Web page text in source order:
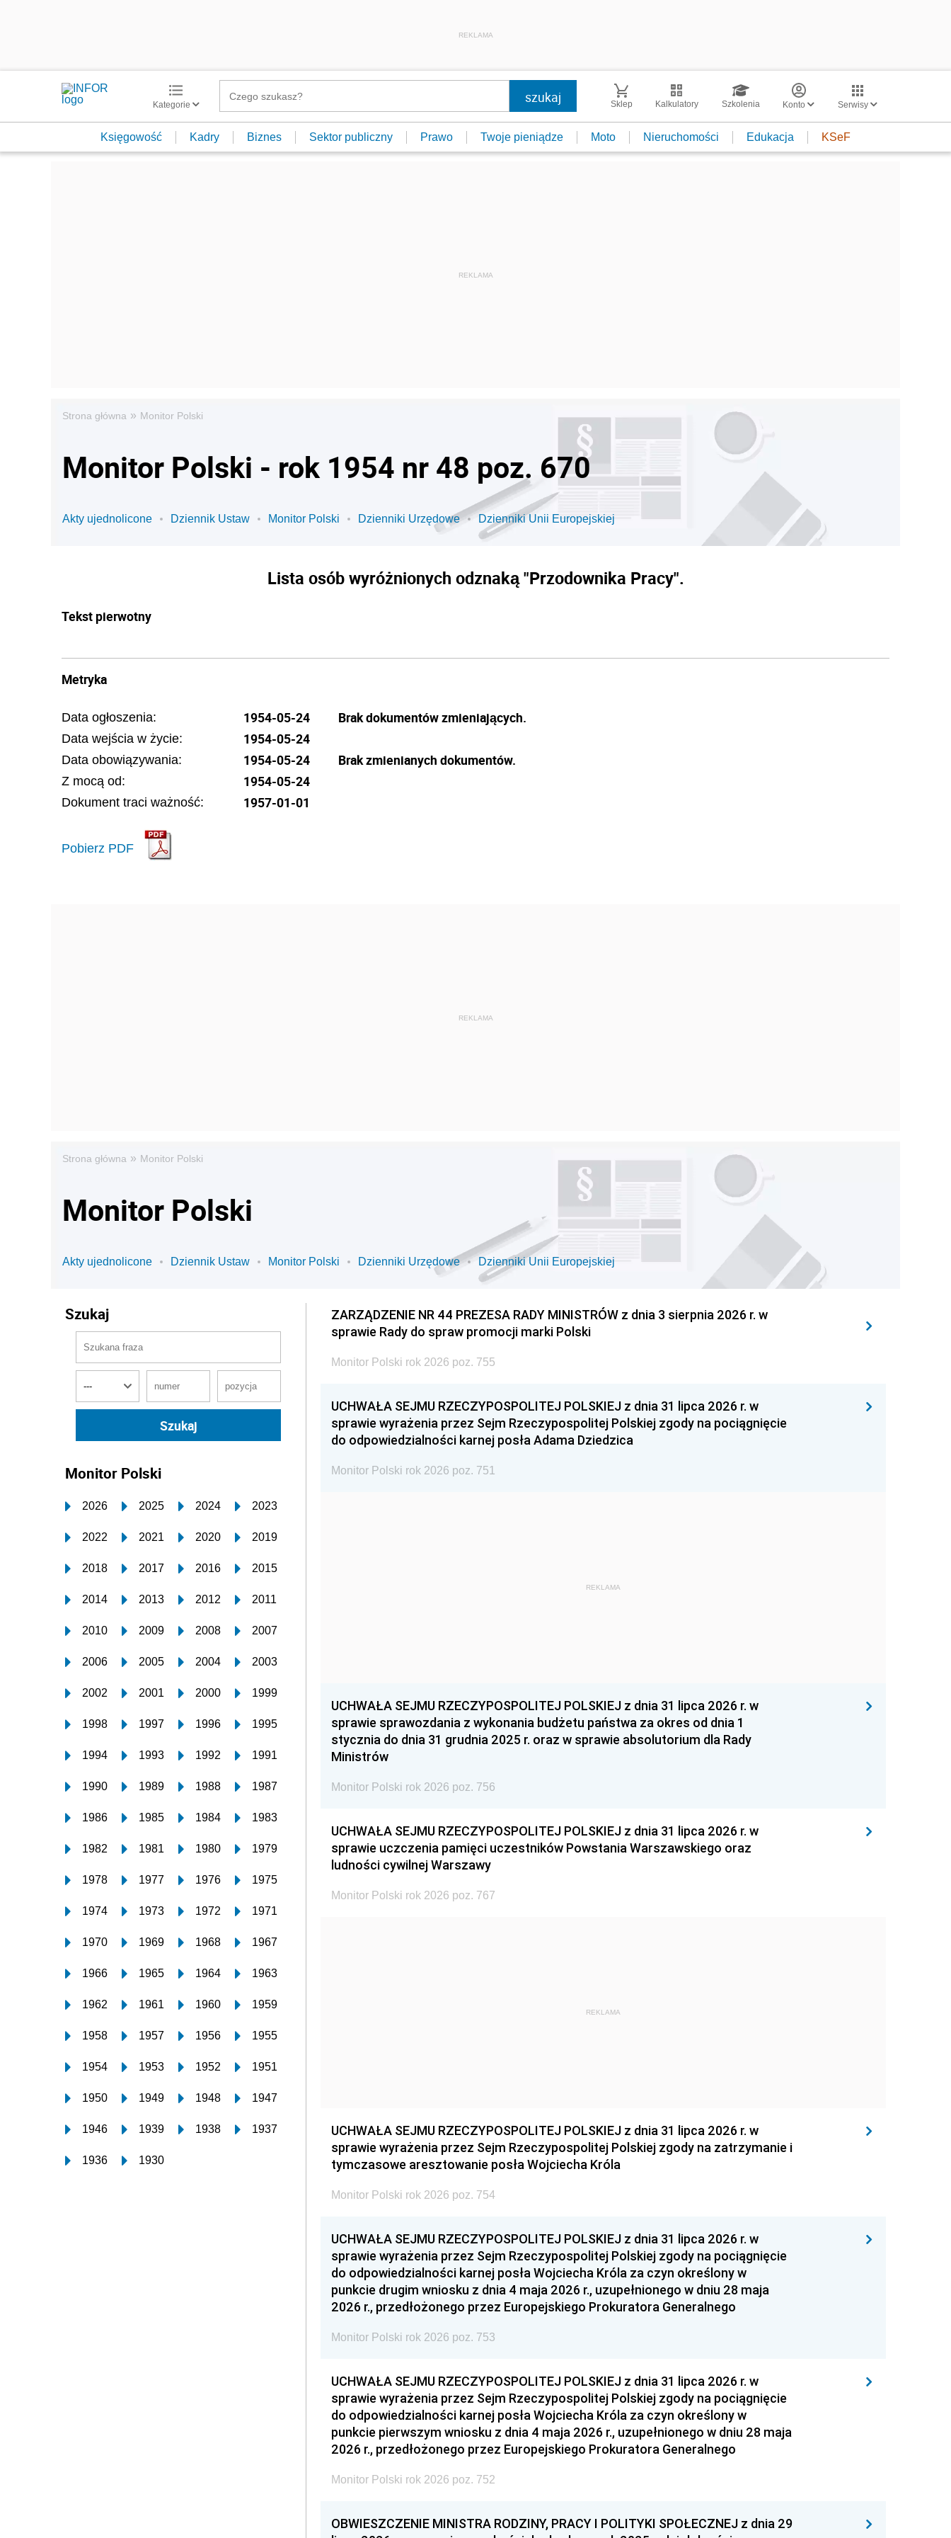
REKLAMA
Kategorie Sklep Kalkulatory Szkolenia Konto Serwisy
Księgowość Kadry Biznes Sektor publiczny Prawo Twoje pieniądze Moto Nieruchomości Edukacja KSeF
Strona główna » Monitor Polski
Monitor Polski - rok 1954 nr 48 poz. 670
Akty ujednolicone Dziennik Ustaw Monitor Polski Dzienniki Urzędowe Dzienniki Unii Europejskiej
Lista osób wyróżnionych odznaką "Przodownika Pracy".
Tekst pierwotny
Metryka
Data ogłoszenia: 1954-05-24
Data wejścia w życie: 1954-05-24
Data obowiązywania: 1954-05-24
Z mocą od: 1954-05-24
Dokument traci ważność: 1957-01-01
Pobierz PDF
Brak dokumentów zmieniających.
Brak zmienianych dokumentów.
Strona główna » Monitor Polski
Monitor Polski
Akty ujednolicone Dziennik Ustaw Monitor Polski Dzienniki Urzędowe Dzienniki Unii Europejskiej
Szukaj
Monitor Polski
2026 2025 2024 2023
2022 2021 2020 2019
2018 2017 2016 2015
2014 2013 2012 2011
2010 2009 2008 2007
2006 2005 2004 2003
2002 2001 2000 1999
1998 1997 1996 1995
1994 1993 1992 1991
1990 1989 1988 1987
1986 1985 1984 1983
1982 1981 1980 1979
1978 1977 1976 1975
1974 1973 1972 1971
1970 1969 1968 1967
1966 1965 1964 1963
1962 1961 1960 1959
1958 1957 1956 1955
1954 1953 1952 1951
1950 1949 1948 1947
1946 1939 1938 1937
1936 1930
ZARZĄDZENIE NR 44 PREZESA RADY MINISTRÓW z dnia 3 sierpnia 2026 r. w
sprawie Rady do spraw promocji marki Polski
Monitor Polski rok 2026 poz. 755
UCHWAŁA SEJMU RZECZYPOSPOLITEJ POLSKIEJ z dnia 31 lipca 2026 r. w
sprawie wyrażenia przez Sejm Rzeczypospolitej Polskiej zgody na pociągnięcie
do odpowiedzialności karnej posła Adama Dziedzica
Monitor Polski rok 2026 poz. 751
REKLAMA
UCHWAŁA SEJMU RZECZYPOSPOLITEJ POLSKIEJ z dnia 31 lipca 2026 r. w
sprawie sprawozdania z wykonania budżetu państwa za okres od dnia 1
stycznia do dnia 31 grudnia 2025 r. oraz w sprawie absolutorium dla Rady
Ministrów
Monitor Polski rok 2026 poz. 756
UCHWAŁA SEJMU RZECZYPOSPOLITEJ POLSKIEJ z dnia 31 lipca 2026 r. w
sprawie uczczenia pamięci uczestników Powstania Warszawskiego oraz
ludności cywilnej Warszawy
Monitor Polski rok 2026 poz. 767
REKLAMA
UCHWAŁA SEJMU RZECZYPOSPOLITEJ POLSKIEJ z dnia 31 lipca 2026 r. w
sprawie wyrażenia przez Sejm Rzeczypospolitej Polskiej zgody na zatrzymanie i
tymczasowe aresztowanie posła Wojciecha Króla
Monitor Polski rok 2026 poz. 754
UCHWAŁA SEJMU RZECZYPOSPOLITEJ POLSKIEJ z dnia 31 lipca 2026 r. w
sprawie wyrażenia przez Sejm Rzeczypospolitej Polskiej zgody na pociągnięcie
do odpowiedzialności karnej posła Wojciecha Króla za czyn określony w
punkcie drugim wniosku z dnia 4 maja 2026 r., uzupełnionego w dniu 28 maja
2026 r., przedłożonego przez Europejskiego Prokuratora Generalnego
Monitor Polski rok 2026 poz. 753
UCHWAŁA SEJMU RZECZYPOSPOLITEJ POLSKIEJ z dnia 31 lipca 2026 r. w
sprawie wyrażenia przez Sejm Rzeczypospolitej Polskiej zgody na pociągnięcie
do odpowiedzialności karnej posła Wojciecha Króla za czyn określony w
punkcie pierwszym wniosku z dnia 4 maja 2026 r., uzupełnionego w dniu 28 maja
2026 r., przedłożonego przez Europejskiego Prokuratora Generalnego
Monitor Polski rok 2026 poz. 752
OBWIESZCZENIE MINISTRA RODZINY, PRACY I POLITYKI SPOŁECZNEJ z dnia 29